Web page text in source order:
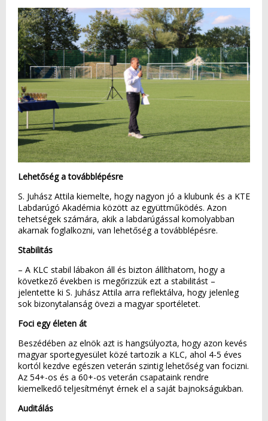
Lehetőség a továbblépésre
S. Juhász Attila kiemelte, hogy nagyon jó a klubunk és a KTE
Labdarúgó Akadémia között az együttműködés. Azon
tehetségek számára, akik a labdarúgással komolyabban
akarnak foglalkozni, van lehetőség a továbblépésre.
Stabilitás
– A KLC stabil lábakon áll és bizton állíthatom, hogy a
következő években is megőrizzük ezt a stabilitást –
jelentette ki S. Juhász Attila arra reflektálva, hogy jelenleg
sok bizonytalanság övezi a magyar sportéletet.
Foci egy életen át
Beszédében az elnök azt is hangsúlyozta, hogy azon kevés
magyar sportegyesület közé tartozik a KLC, ahol 4-5 éves
kortól kezdve egészen veterán szintig lehetőség van focizni.
Az 54+-os és a 60+-os veterán csapataink rendre
kiemelkedő teljesítményt érnek el a saját bajnokságukban.
Auditálás